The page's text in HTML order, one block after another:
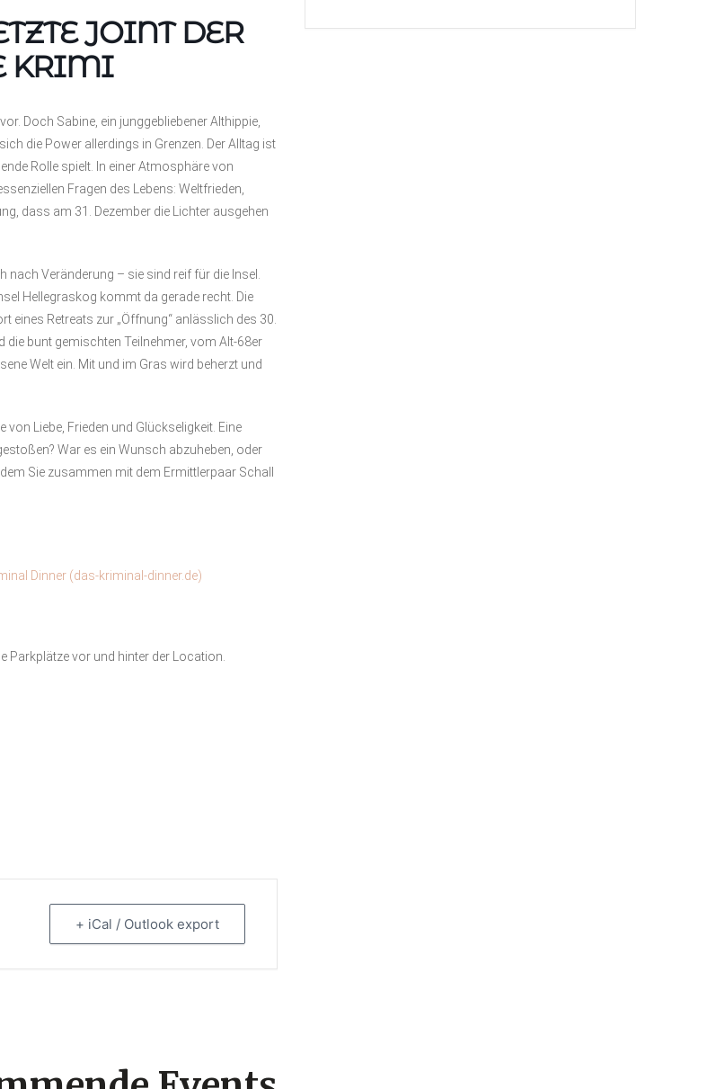
JOINT DER
KRIMI
Doch Sabine, ein junggebliebener Althippie,
die Power allerdings in Grenzen. Der Alltag ist
Rolle spielt. In einer Atmosphäre von
Fragen des Lebens: Weltfrieden,
dass am 31. Dezember die Lichter ausgehen
Veränderung – sie sind reif für die Insel.
Hellegraskog kommt da gerade recht. Die
eines Retreats zur „Öffnung“ anlässlich des 30.
bunt gemischten Teilnehmer, vom Alt-68er
Welt ein. Mit und im Gras wird beherzt und
Liebe, Frieden und Glückseligkeit. Eine
War es ein Wunsch abzuheben, oder
Sie zusammen mit dem Ermittlerpaar Schall
Dinner (das-kriminal-dinner.de)
Parkplätze vor und hinter der Location.
+ iCal / Outlook export